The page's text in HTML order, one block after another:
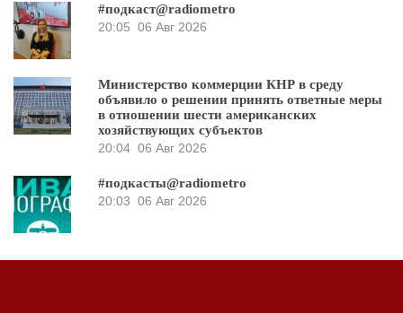
#подкаст@radiometro
20:05 06 Авг 2026
Министерство коммерции КНР в среду
объявило о решении принять ответные меры
в отношении шести американских
хозяйствующих субъектов
20:04 06 Авг 2026
#подкасты@radiometro
20:03 06 Авг 2026